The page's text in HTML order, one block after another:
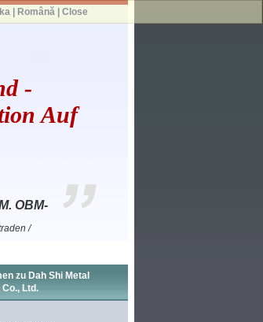
-
Auf
OBM-
/
zu Dah Shi Metal
Ltd.
| Română| Close